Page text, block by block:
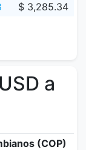
$ 3,285.34
a
(COP)